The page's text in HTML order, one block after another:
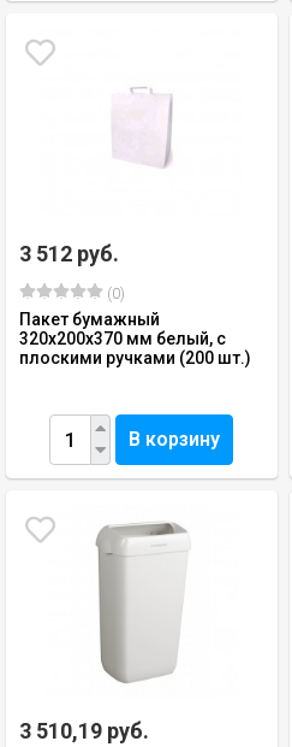
3 512 руб.
(0)
Пакет бумажный
320х200х370 мм белый, с
плоскими ручками (200 шт.)
В корзину
3 510,19 руб.